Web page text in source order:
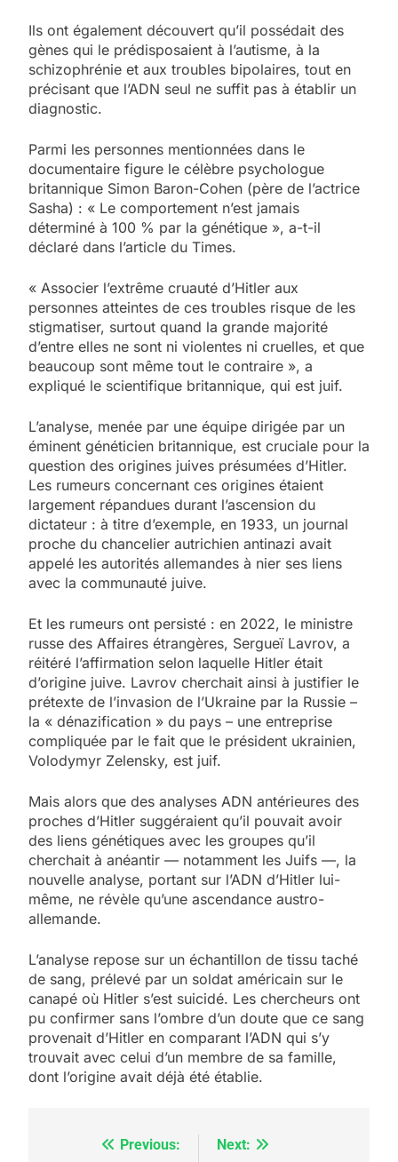
Ils ont également découvert qu’il possédait des
gènes qui le prédisposaient à l’autisme, à la
schizophrénie et aux troubles bipolaires, tout en
précisant que l’ADN seul ne suffit pas à établir un
diagnostic.
Parmi les personnes mentionnées dans le
documentaire figure le célèbre psychologue
britannique Simon Baron-Cohen (père de l’actrice
Sasha) : « Le comportement n’est jamais
déterminé à 100 % par la génétique », a-t-il
déclaré dans l’article du Times.
« Associer l’extrême cruauté d’Hitler aux
personnes atteintes de ces troubles risque de les
stigmatiser, surtout quand la grande majorité
d’entre elles ne sont ni violentes ni cruelles, et que
beaucoup sont même tout le contraire », a
expliqué le scientifique britannique, qui est juif.
L’analyse, menée par une équipe dirigée par un
éminent généticien britannique, est cruciale pour la
question des origines juives présumées d’Hitler.
Les rumeurs concernant ces origines étaient
largement répandues durant l’ascension du
dictateur : à titre d’exemple, en 1933, un journal
proche du chancelier autrichien antinazi avait
appelé les autorités allemandes à nier ses liens
avec la communauté juive.
Et les rumeurs ont persisté : en 2022, le ministre
russe des Affaires étrangères, Sergueï Lavrov, a
réitéré l’affirmation selon laquelle Hitler était
d’origine juive. Lavrov cherchait ainsi à justifier le
prétexte de l’invasion de l’Ukraine par la Russie –
la « dénazification » du pays – une entreprise
compliquée par le fait que le président ukrainien,
Volodymyr Zelensky, est juif.
Mais alors que des analyses ADN antérieures des
proches d’Hitler suggéraient qu’il pouvait avoir
des liens génétiques avec les groupes qu’il
cherchait à anéantir — notamment les Juifs —, la
nouvelle analyse, portant sur l’ADN d’Hitler lui-
même, ne révèle qu’une ascendance austro-
allemande.
L’analyse repose sur un échantillon de tissu taché
de sang, prélevé par un soldat américain sur le
canapé où Hitler s’est suicidé. Les chercheurs ont
pu confirmer sans l’ombre d’un doute que ce sang
provenait d’Hitler en comparant l’ADN qui s’y
trouvait avec celui d’un membre de sa famille,
dont l’origine avait déjà été établie.
NavigationPrevious: Next: